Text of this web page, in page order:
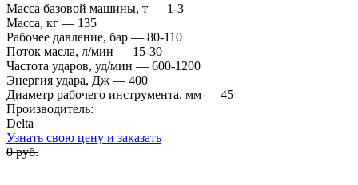
Масса базовой машины, т — 1-3
Масса, кг — 135
Рабочее давление, бар — 80-110
Поток масла, л/мин — 15-30
Частота ударов, уд/мин — 600-1200
Энергия удара, Дж — 400
Диаметр рабочего инструмента, мм — 45
Производитель:
Delta
Узнать свою цену и заказать
0 руб.